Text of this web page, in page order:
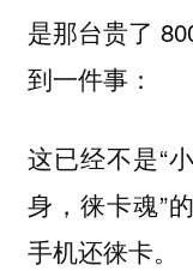
是那台贵了
到一件事：
这已经不是“
身，徕卡魂”
手机还徕卡。